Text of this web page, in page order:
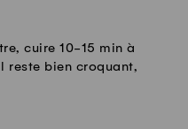
cuire 10-15 min à
reste bien croquant,